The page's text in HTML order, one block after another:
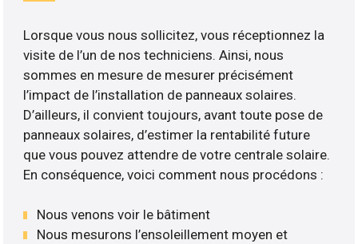
Lorsque vous nous sollicitez, vous réceptionnez la
visite de l’un de nos techniciens. Ainsi, nous
sommes en mesure de mesurer précisément
l’impact de l’installation de panneaux solaires.
D’ailleurs, il convient toujours, avant toute pose de
panneaux solaires, d’estimer la rentabilité future
que vous pouvez attendre de votre centrale solaire.
En conséquence, voici comment nous procédons :
Nous venons voir le bâtiment
Nous mesurons l’ensoleillement moyen et